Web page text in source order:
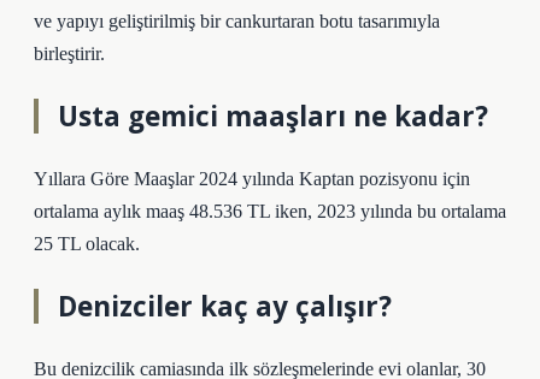
ve yapıyı geliştirilmiş bir cankurtaran botu tasarımıyla
birleştirir.
Usta gemici maaşları ne kadar?
Yıllara Göre Maaşlar 2024 yılında Kaptan pozisyonu için
ortalama aylık maaş 48.536 TL iken, 2023 yılında bu ortalama
25 TL olacak.
Denizciler kaç ay çalışır?
Bu denizcilik camiasında ilk sözleşmelerinde evi olanlar, 30